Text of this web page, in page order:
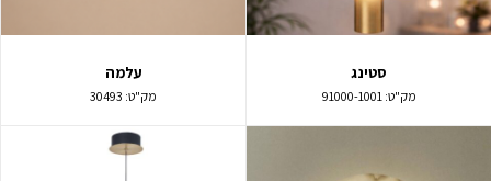
סטינג
מק"ט:91000-1001
עלמה
מק"ט: 30493